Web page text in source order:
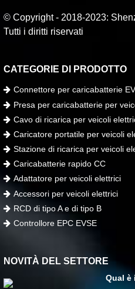
© Copyright - 2018-2023:
Tutti i diritti riservati
CATEGORIE DI PRODOTTO
Connettore per caricabatterie
Presa per caricabatterie per
Cavo di ricarica per veicoli
Caricatore portatile per veicoli
Stazione di ricarica per veicoli
Caricabatterie rapido CC
Adattatore per veicoli elettrici
Accessori per veicoli elettrici
RCD di tipo A e di tipo B
Controllore EPC EVSE
NOVITÀ DEL SETTORE
Qual è